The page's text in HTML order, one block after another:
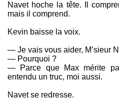
Navet hoche la tête. Il
mais il comprend.
Kevin baisse la voix.
— Je vais vous aider, M’sieur
— Pourquoi ?
— Parce que Max mérite
entendu un truc, moi aussi.
Navet se redresse.